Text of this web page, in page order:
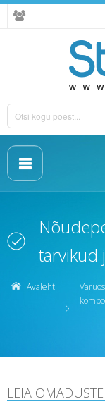
tarvikud
Avaleht
LEIA OMADUSTE